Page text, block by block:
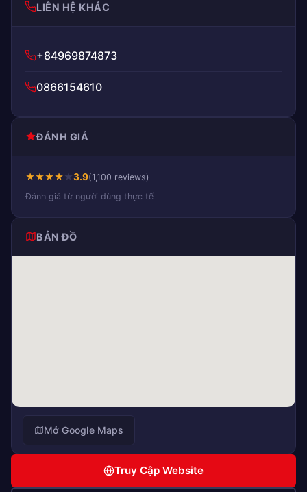
LIÊN HỆ KHÁC
+84969874873
0866154610
ĐÁNH GIÁ
★★★★★3.9(1,100 reviews)
Đánh giá từ người dùng thực tế
BẢN ĐỒ
Mở Google Maps
Truy Cập Website